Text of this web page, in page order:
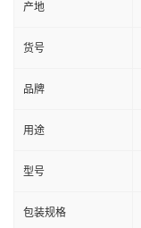
产地
货号
品牌
用途
型号
包装规格